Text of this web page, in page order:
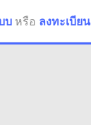
บ หรือ ลงทะเบียน